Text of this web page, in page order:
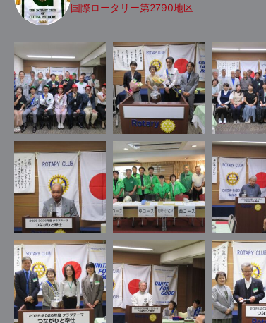
国際ロータリー第2790地区